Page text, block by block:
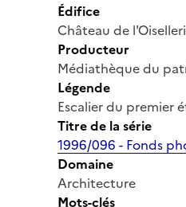
Édifice
Château de
Producteur
Médiathèque du
Légende
Escalier du premier
Titre de la série
1996/096 - Fonds
Domaine
Architecture
Mots-clés